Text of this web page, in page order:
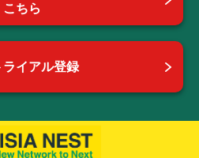
こちら
ライアル登録